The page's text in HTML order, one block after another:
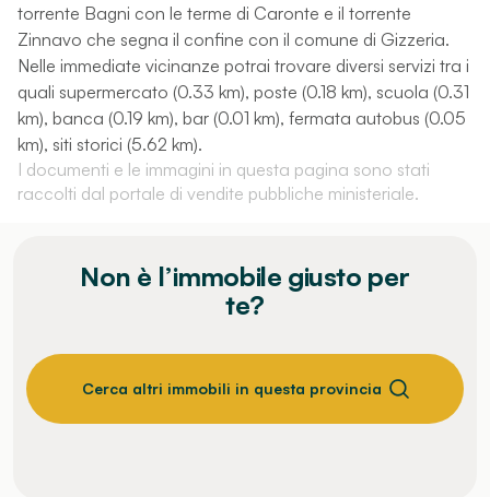
torrente Bagni con le terme di Caronte e il torrente
Zinnavo che segna il confine con il comune di Gizzeria.
Nelle immediate vicinanze potrai trovare diversi servizi tra i
quali supermercato (0.33 km), poste (0.18 km), scuola (0.31
km), banca (0.19 km), bar (0.01 km), fermata autobus (0.05
km), siti storici (5.62 km).
I documenti e le immagini in questa pagina sono stati
raccolti dal portale di vendite pubbliche ministeriale.
Non è l’immobile giusto per
te?
Cerca altri immobili in questa provincia